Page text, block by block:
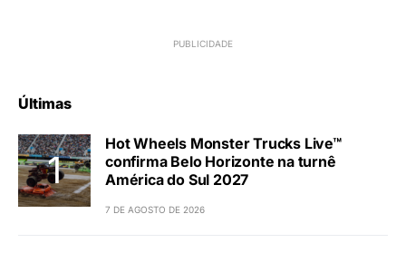
Últimas
Hot Wheels Monster Trucks Live™
confirma Belo Horizonte na turnê
América do Sul 2027
7 DE AGOSTO DE 2026